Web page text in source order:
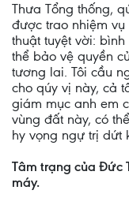
Thưa Tổng thống,
được trao nhiệm
thuật tuyệt vời:
thể bảo vệ quyền
tương lai. Tôi cầu
cho qúy vị này, cả
giám mục anh em
vùng đất này, có
hy vọng ngự trị dứt
Tâm trạng của Đức
máy.